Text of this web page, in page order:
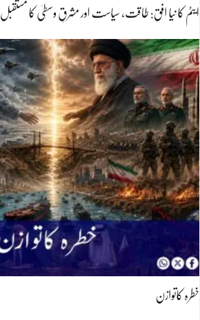
ایٹم کا نیا افق: طاقت، سیاست اور مشرقِ وسطیٰ کا مستقبل
خطرہ کاتوازن